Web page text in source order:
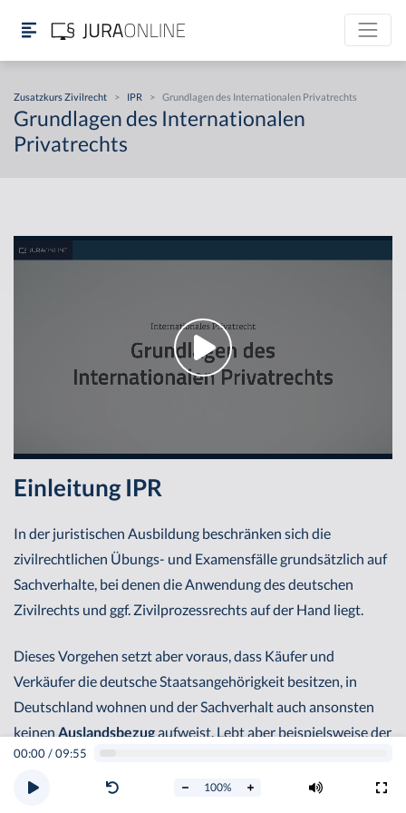
Zusatzkurs Zivilrecht > IPR > Grundlagen des Internationalen Privatrechts
Grundlagen des Internationalen
Privatrechts
00:00/09:55
100%
Einleitung IPR
In der juristischen Ausbildung beschränken sich die
zivilrechtlichen Übungs- und Examensfälle grundsätzlich auf
Sachverhalte, bei denen die Anwendung des deutschen
Zivilrechts und ggf. Zivilprozessrechts auf der Hand liegt.
Dieses Vorgehen setzt aber voraus, dass Käufer und
Verkäufer die deutsche Staatsangehörigkeit besitzen, in
Deutschland wohnen und der Sachverhalt auch ansonsten
keinen Auslandsbezugaufweist. Lebt aber beispielsweise der
Verkäufer im Ausland oder besitzt er nicht die deutsche
Staatsangehörigkeit, lässt sich das deutsche Kaufrecht nicht